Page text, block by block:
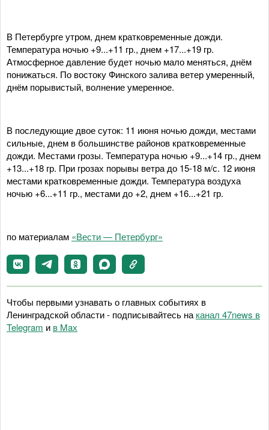
В Петербурге утром, днем кратковременные дожди.
Температура ночью +9...+11 гр., днем +17...+19 гр.
Атмосферное давление будет ночью мало меняться, днём
понижаться. По востоку Финского залива ветер умеренный,
днём порывистый, волнение умеренное.
В последующие двое суток: 11 июня ночью дожди, местами
сильные, днем в большинстве районов кратковременные
дожди. Местами грозы. Температура ночью +9...+14 гр., днем
+13...+18 гр. При грозах порывы ветра до 15-18 м/с. 12 июня
местами кратковременные дожди. Температура воздуха
ночью +6...+11 гр., местами до +2, днем +16...+21 гр.
по материалам «Вести — Петербург»
Чтобы первыми узнавать о главных событиях в
Ленинградской области - подписывайтесь на канал 47news в
Telegram и в Maх